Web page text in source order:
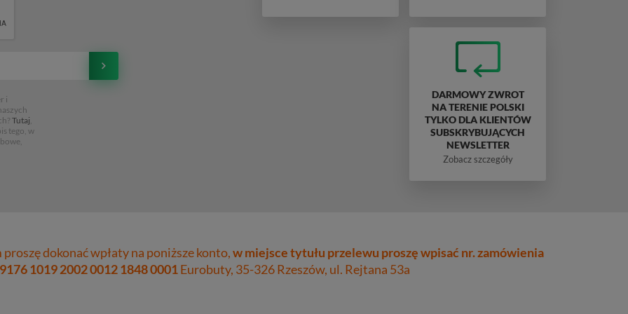
i
Tutaj,
tego, w
DARMOWY ZWROT
NA TERENIE POLSKI
TYLKO DLA KLIENTÓW
SUBSKRYBUJĄCYCH
NEWSLETTER
Zobacz szczegóły
dokonać wpłaty na poniższe konto,w miejsce tytułu przelewu proszę wpisać nr. zamówienia
1019 2002 0012 1848 0001Eurobuty, 35-326 Rzeszów, ul. Rejtana 53a